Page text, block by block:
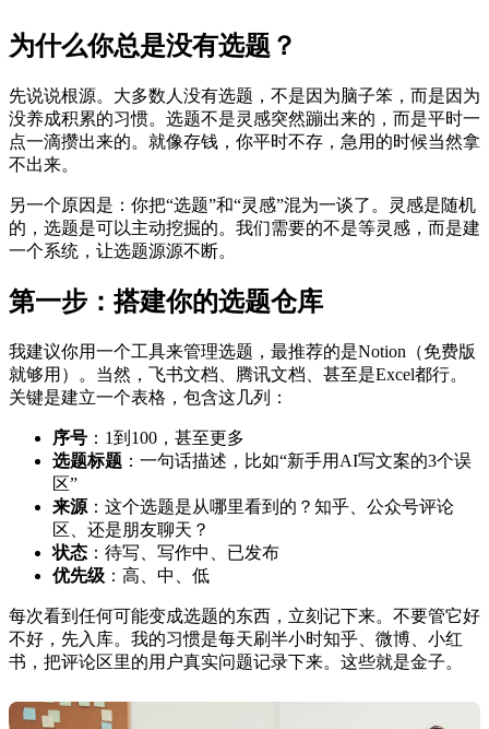
为什么你总是没有选题？
先说说根源。大多数人没有选题，不是因为脑子笨，而是因为
没养成积累的习惯。选题不是灵感突然蹦出来的，而是平时一
点一滴攒出来的。就像存钱，你平时不存，急用的时候当然拿
不出来。
另一个原因是：你把“选题”和“灵感”混为一谈了。灵感是随机
的，选题是可以主动挖掘的。我们需要的不是等灵感，而是建
一个系统，让选题源源不断。
第一步：搭建你的选题仓库
我建议你用一个工具来管理选题，最推荐的是Notion（免费版
就够用）。当然，飞书文档、腾讯文档、甚至是Excel都行。
关键是建立一个表格，包含这几列：
序号 ：1到100，甚至更多
选题标题 ：一句话描述，比如“新手用AI写文案的3个误
区”
来源 ：这个选题是从哪里看到的？知乎、公众号评论
区、还是朋友聊天？
状态 ：待写、写作中、已发布
优先级 ：高、中、低
每次看到任何可能变成选题的东西，立刻记下来。不要管它好
不好，先入库。我的习惯是每天刷半小时知乎、微博、小红
书，把评论区里的用户真实问题记录下来。这些就是金子。